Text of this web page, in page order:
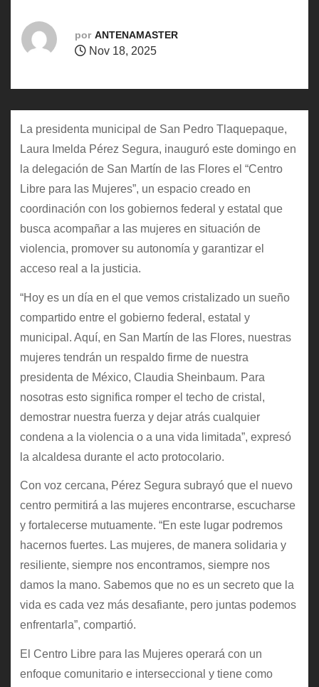
por ANTENAMASTER
Nov 18, 2025
La presidenta municipal de San Pedro Tlaquepaque,
Laura Imelda Pérez Segura, inauguró este domingo en
la delegación de San Martín de las Flores el “Centro
Libre para las Mujeres”, un espacio creado en
coordinación con los gobiernos federal y estatal que
busca acompañar a las mujeres en situación de
violencia, promover su autonomía y garantizar el
acceso real a la justicia.
“Hoy es un día en el que vemos cristalizado un sueño
compartido entre el gobierno federal, estatal y
municipal. Aquí, en San Martín de las Flores, nuestras
mujeres tendrán un respaldo firme de nuestra
presidenta de México, Claudia Sheinbaum. Para
nosotras esto significa romper el techo de cristal,
demostrar nuestra fuerza y dejar atrás cualquier
condena a la violencia o a una vida limitada”, expresó
la alcaldesa durante el acto protocolario.
Con voz cercana, Pérez Segura subrayó que el nuevo
centro permitirá a las mujeres encontrarse, escucharse
y fortalecerse mutuamente. “En este lugar podremos
hacernos fuertes. Las mujeres, de manera solidaria y
resiliente, siempre nos encontramos, siempre nos
damos la mano. Sabemos que no es un secreto que la
vida es cada vez más desafiante, pero juntas podemos
enfrentarla”, compartió.
El Centro Libre para las Mujeres operará con un
enfoque comunitario e interseccional y tiene como